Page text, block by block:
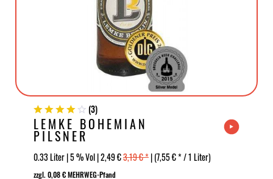
(3)
LEMKE BOHEMIAN
PILSNER
0.33 Liter | 5 % Vol | 2,49 €3,19 € *| (7,55 € * / 1 Liter)
zzgl. 0,08 € MEHRWEG-Pfand